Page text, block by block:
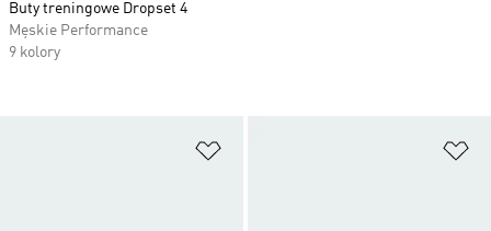
Buty treningowe Dropset 4
Męskie Performance
9 kolory